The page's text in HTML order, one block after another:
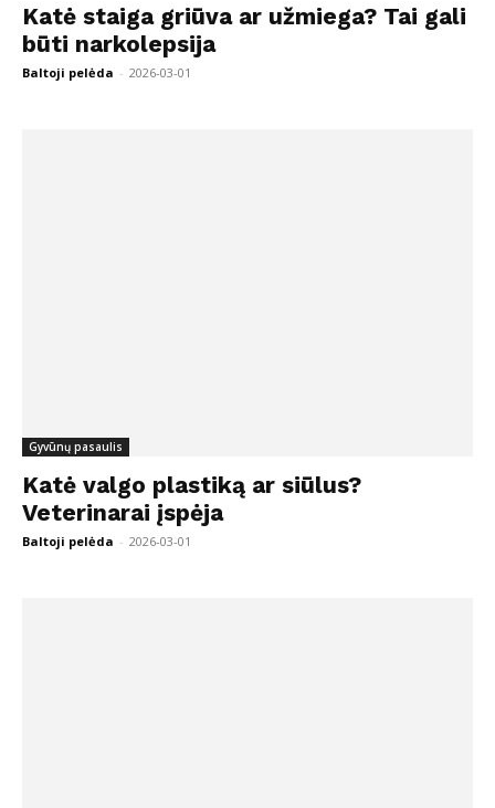
Katė staiga griūva ar užmiega? Tai gali
būti narkolepsija
Baltoji pelėda - 2026-03-01
Gyvūnų pasaulis
Katė valgo plastiką ar siūlus?
Veterinarai įspėja
Baltoji pelėda - 2026-03-01